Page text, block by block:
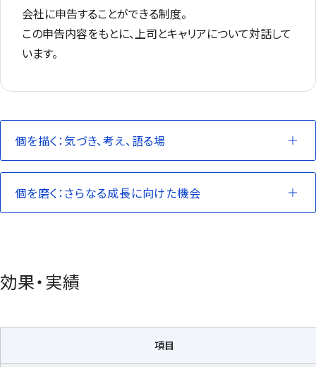
会社に申告することができる制度。
この申告内容をもとに、上司とキャリアについて対話して
います。
個を描く：気づき、考え、語る場
個を磨く：さらなる成長に向けた機会
効果・実績
項目